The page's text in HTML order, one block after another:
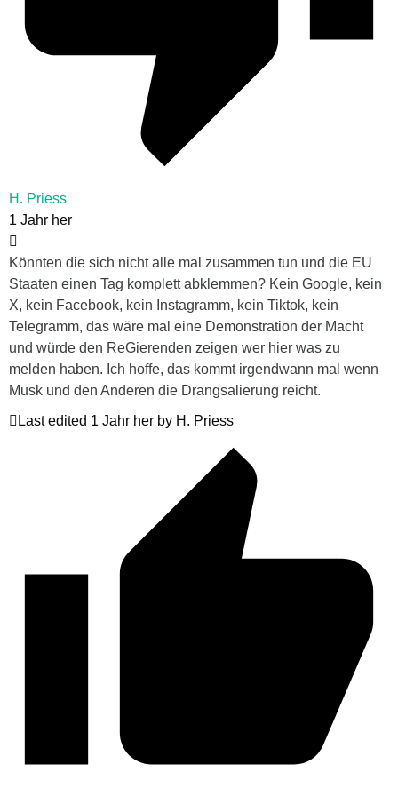
H. Priess
1 Jahr her
Könnten die sich nicht alle mal zusammen tun und die EU
Staaten einen Tag komplett abklemmen? Kein Google, kein
X, kein Facebook, kein Instagramm, kein Tiktok, kein
Telegramm, das wäre mal eine Demonstration der Macht
und würde den ReGierenden zeigen wer hier was zu
melden haben. Ich hoffe, das kommt irgendwann mal wenn
Musk und den Anderen die Drangsalierung reicht.
Last edited 1 Jahr her by H. Priess